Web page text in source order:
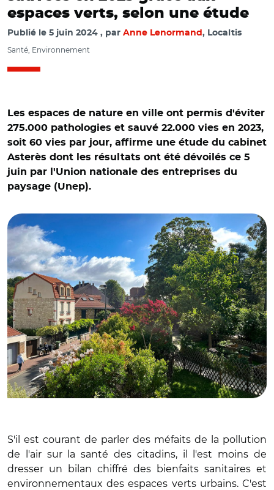
espaces verts, selon une étude
Publié le 5 juin 2024 par Anne Lenormand , Localtis
Santé, Environnement
Les espaces de nature en ville ont permis d'éviter
275.000 pathologies et sauvé 22.000 vies en 2023,
soit 60 vies par jour, affirme une étude du cabinet
Asterès dont les résultats ont été dévoilés ce 5
juin par l'Union nationale des entreprises du
paysage (Unep).
S'il est courant de parler des méfaits de la pollution
de l'air sur la santé des citadins, il l'est moins de
dresser un bilan chiffré des bienfaits sanitaires et
environnementaux des espaces verts urbains. C'est